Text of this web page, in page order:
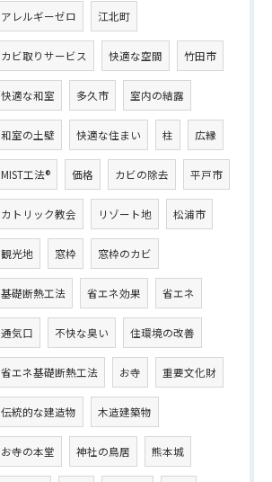
アレルギーゼロ 江北町
カビ取りサービス 快適な空間 竹田市
快適な和室 多久市 室内の結露
和室の土壁 快適な住まい 柱 広縁
MIST工法® 価格 カビの除去 平戸市
カトリック教会 リゾート地 松浦市
観光地 窓枠 窓枠のカビ
基礎断熱工法 省エネ効果 省エネ
通気口 不快な臭い 住環境の改善
省エネ基礎断熱工法 お寺 重要文化財
伝統的な建造物 木造建築物
お寺の本堂 神社の鳥居 熊本城